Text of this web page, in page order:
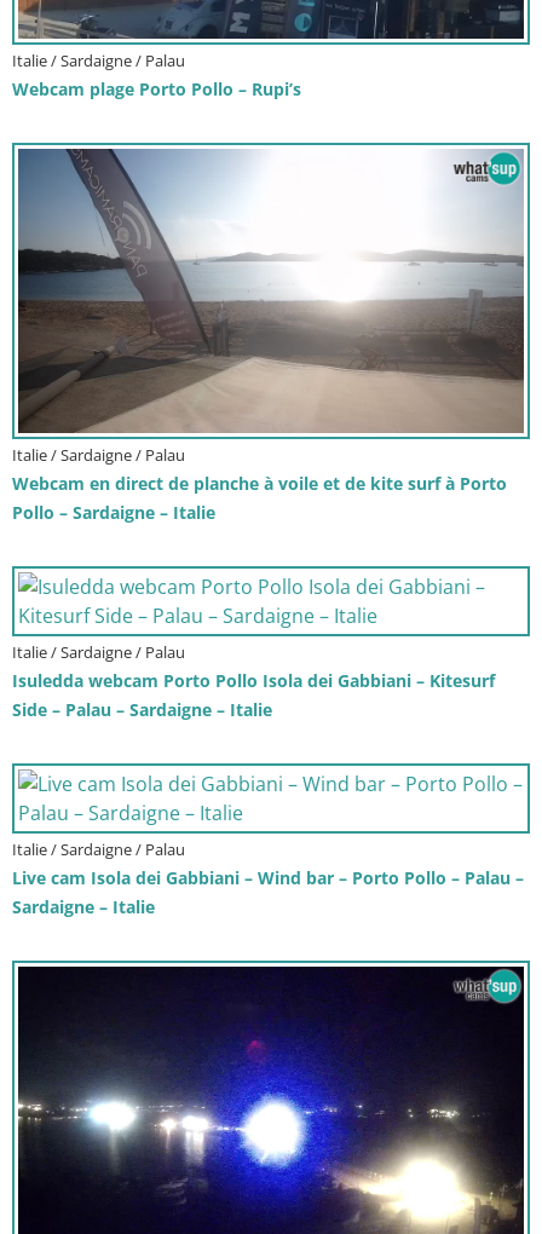
Italie / Sardaigne / Palau
Webcam plage Porto Pollo – Rupi’s
Italie / Sardaigne / Palau
Webcam en direct de planche à voile et de kite surf à Porto
Pollo – Sardaigne – Italie
Italie / Sardaigne / Palau
Isuledda webcam Porto Pollo Isola dei Gabbiani – Kitesurf
Side – Palau – Sardaigne – Italie
Italie / Sardaigne / Palau
Live cam Isola dei Gabbiani – Wind bar – Porto Pollo – Palau –
Sardaigne – Italie